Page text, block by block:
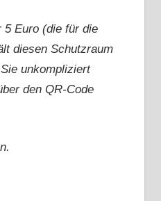
5 Euro (die für die
diesen Schutzraum
unkompliziert
den QR-Code